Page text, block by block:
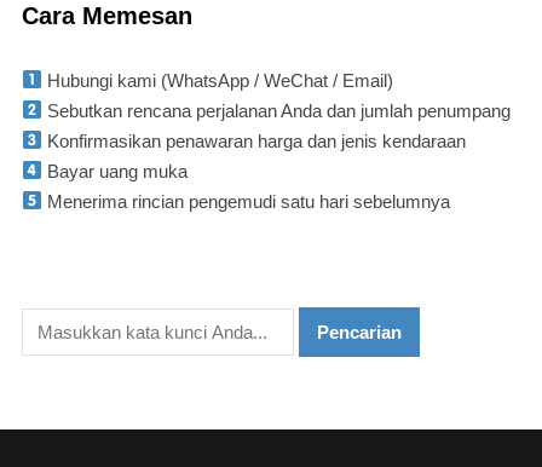
Cara Memesan
Hubungi kami (WhatsApp / WeChat / Email)
Sebutkan rencana perjalanan Anda dan jumlah penumpang
Konfirmasikan penawaran harga dan jenis kendaraan
Bayar uang muka
Menerima rincian pengemudi satu hari sebelumnya